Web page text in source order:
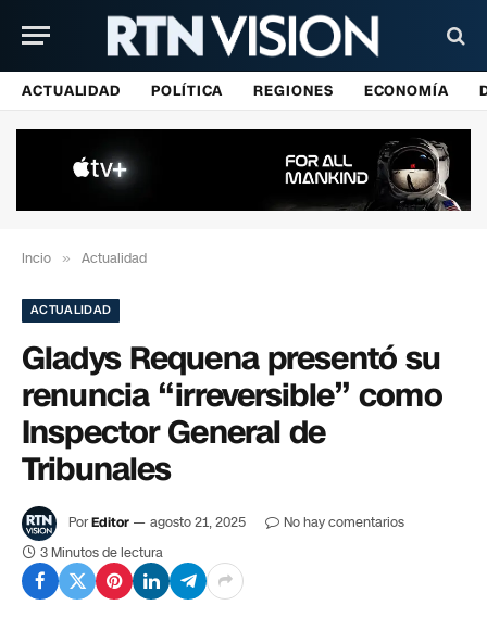
ACTUALIDAD POLÍTICA REGIONES ECONOMÍA
Incio » Actualidad
ACTUALIDAD
Gladys Requena presentó su
renuncia “irreversible” como
Inspector General de
Tribunales
PorEditor agosto 21, 2025
No hay comentarios
3 Minutos de lectura